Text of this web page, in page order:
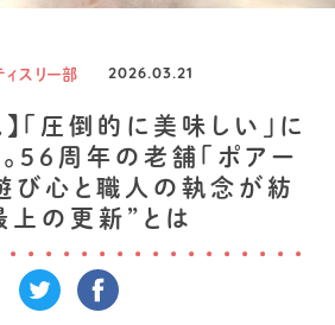
ィスリー部 2026.03.21
「圧倒的に美味しい」に
56周年の老舗「ポアー
び心と職人の執念が紡
上の更新”とは